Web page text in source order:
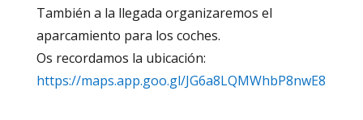
También a la llegada organizaremos el
aparcamiento para los coches.
Os recordamos la ubicación:
https://maps.app.goo.gl/JG6a8LQMWhbP8nwE8